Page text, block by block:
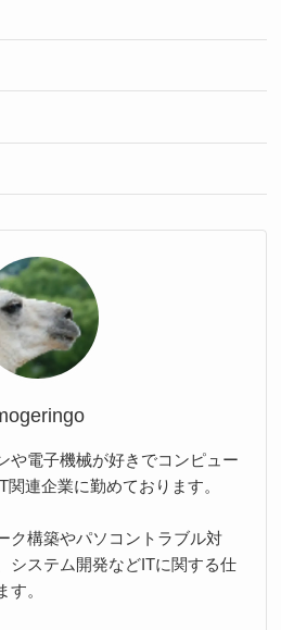
や電子機械が好きでコンピュー
連企業に勤めております。
ク構築やパソコントラブル対
システム開発などITに関する仕
。